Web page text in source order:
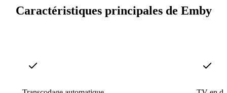
Caractéristiques principales de Emby